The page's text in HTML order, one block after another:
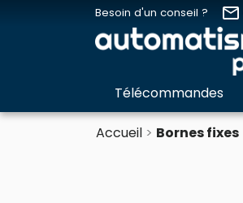
Besoin d'un conseil ? email
Télécommandes
Accueil Bornes fixes